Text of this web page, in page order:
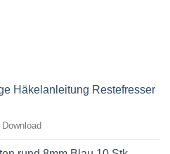
Häkelanleitung Restefresser